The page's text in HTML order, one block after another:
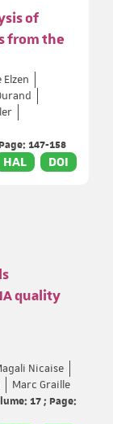
of
from the
Elzen
147-158
HAL DOI
quality
Nicaise
Marc Graille
17 ; Page: